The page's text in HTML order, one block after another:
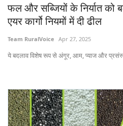
फल और सब्जियों के निर्यात को
एयर कार्गो नियमों में दी ढील
Team RuralVoice Apr 27, 2025
ये बदलाव विशेष रूप से अंगूर, आम, प्याज और